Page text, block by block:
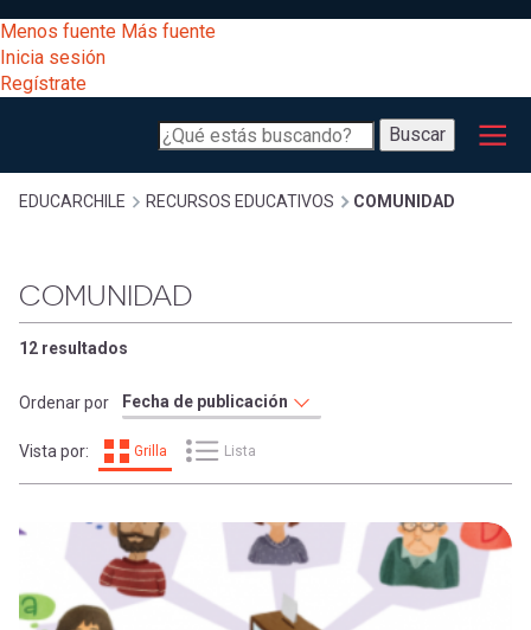
al
contenido
principal
[Educarchile
Escritorio]
Menú
entrar
a
mi
cuenta
Menos fuente Más fuente
Inicia sesión
Regístrate
Buscar
Buscar
Menú
principal
Desarrollo
Expand
Gestión
Comunidad
Expand
Expand
[Educarchile
Inicia
sesión
Sobrescribir
enlaces
de
ayuda
a
la
EDUCARCHILE RECURSOS EDUCATIVOS COMUNIDAD
COMUNIDAD
12 resultados
Ordenar por
Vista por: Grilla Lista